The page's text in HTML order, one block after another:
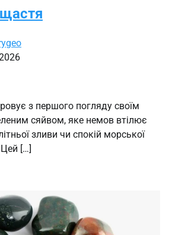
з першого погляду своїм
сяйвом, яке немов втілює
зливи чи спокій морської
Цей […]